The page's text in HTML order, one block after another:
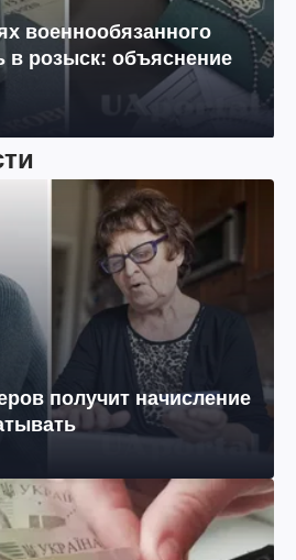
военнообязанного
в розыск: объяснение
получит начисление